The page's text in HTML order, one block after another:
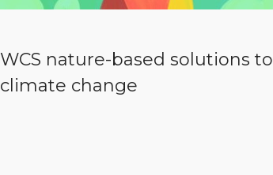
WCS nature-based solutions to
climate change